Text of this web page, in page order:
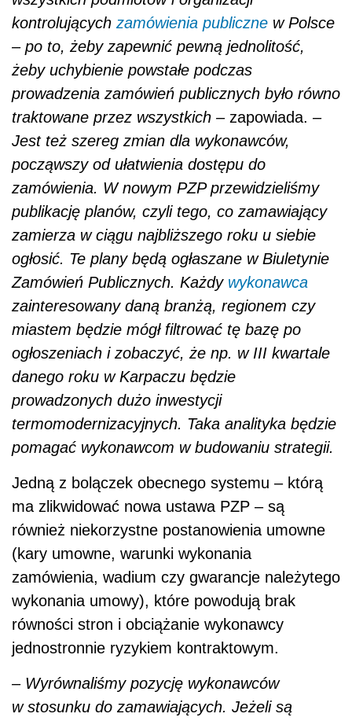
zamierza w ciągu najbliższego roku u siebie
ogłosić. Te plany będą ogłaszane w Biuletynie
Zamówień Publicznych. Każdywykonawca
zainteresowany daną branżą, regionem czy
miastem będzie mógł filtrować tę bazę po
ogłoszeniach i zobaczyć, że np. w III kwartale
danego roku w Karpaczu będzie
prowadzonych dużo inwestycji
termomodernizacyjnych. Taka analityka będzie
pomagać wykonawcom w budowaniu strategii.
Jedną z bolączek obecnego systemu – którą
ma zlikwidować nowa ustawa PZP – są
również niekorzystne postanowienia umowne
(kary umowne, warunki wykonania
zamówienia, wadium czy gwarancje należytego
wykonania umowy), które powodują brak
równości stron i obciążanie wykonawcy
jednostronnie ryzykiem kontraktowym.
w stosunku do zamawiających. Jeżeli są
niezadowoleni z rozstrzygnięcia czy efektów
jakiegoś przetargu, zamawiający będą mogli
wnosić odwołania, czyli zgłaszać swoje
zastrzeżenia w każdym przetargu, bez
względu na jego wartość czy etap, w którym
jest prowadzona procedura. To coś, czego do
tej pory nie było
– mówi Hubert Nowak. –
Konflikt w trakcie realizacji umowy to coś
normalnego, zawsze może coś nie wyjść,